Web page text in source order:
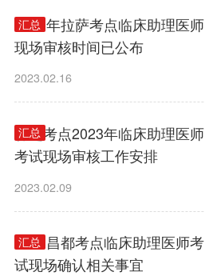
汇总
2023年拉萨考点临床助理医师
现场审核时间已公布
2023.02.16
汇总
林芝考点2023年临床助理医师
考试现场审核工作安排
2023.02.09
汇总
2023昌都考点临床助理医师考
试现场确认相关事宜